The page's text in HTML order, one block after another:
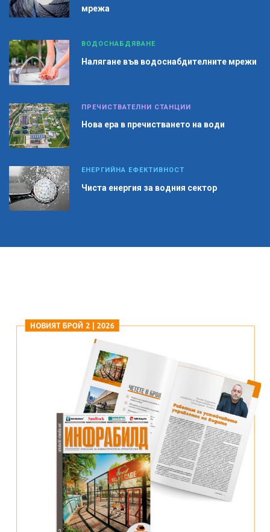
мрежа
ВОДОСНАБДЯВАНЕ
Налягане във водоснабдителните мрежи
ПРЕЧИСТВАТЕЛНИ СТАНЦИИ
Нова ера в пречистването на води
ЕНЕРГИЙНА ЕФЕКТИВНОСТ
Чиста енергия за водния сектор